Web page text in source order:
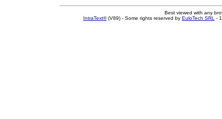
Best viewed with any
IntraText®(V89) - Some rights reserved by EuloTech SRL -